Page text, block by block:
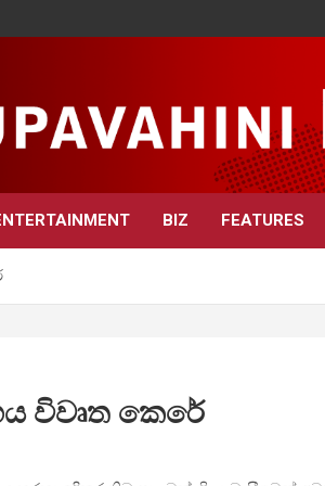
BIZ FEATURES
විවෘත කෙරේ